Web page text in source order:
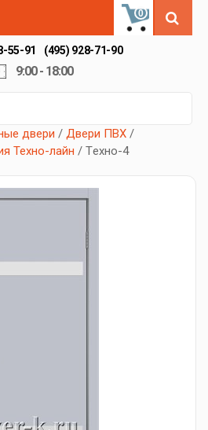
0
55-91 (495) 928-71-90
9:00 - 18:00
двери / Двери ПВХ /
Техно-лайн / Tехно-4